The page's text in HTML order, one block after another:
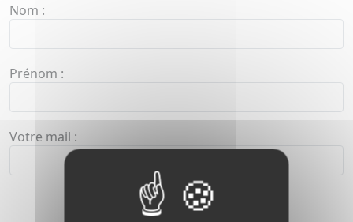
Nom :
Prénom :
Votre mail :